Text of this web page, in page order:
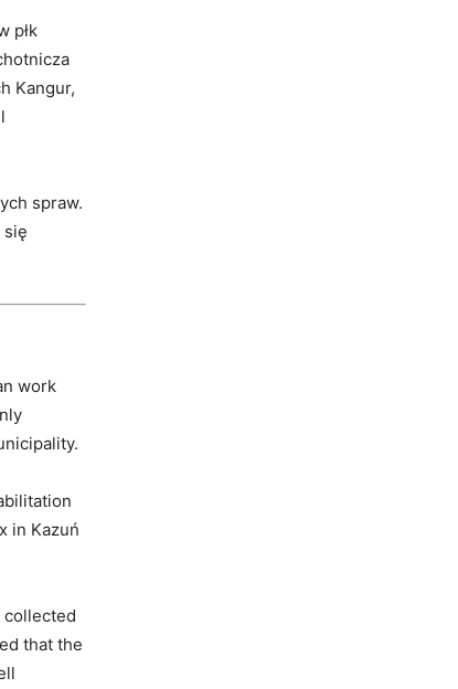
płk
Kangur,
spraw.
się
work
in Kazuń
that the